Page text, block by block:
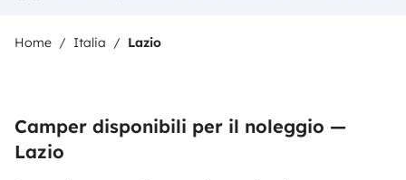
Home Italia Lazio
Camper disponibili per il noleggio —
Lazio